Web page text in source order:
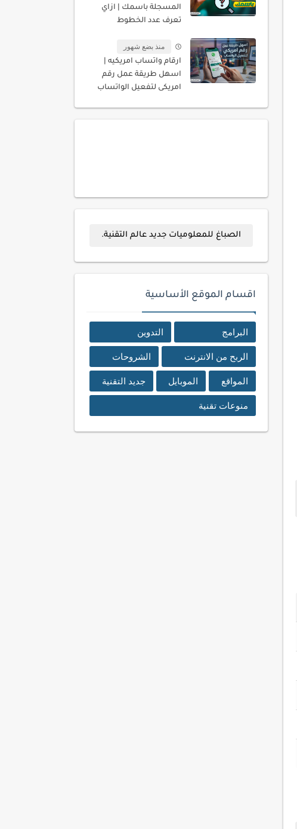
المسجلة باسمك | ازاي
تعرف عدد الخطوط
منذ بضع شهور
ارقام واتساب امريكيه |
اسهل طريقة عمل رقم
امريكى لتفعيل الواتساب
الصباغ للمعلوميات جديد عالم التقنية.
اقسام الموقع الأساسية
البرامج التدوين
الربح من الانترنت الشروحات
المواقع الموبايل جديد التقنية
منوعات تقنية